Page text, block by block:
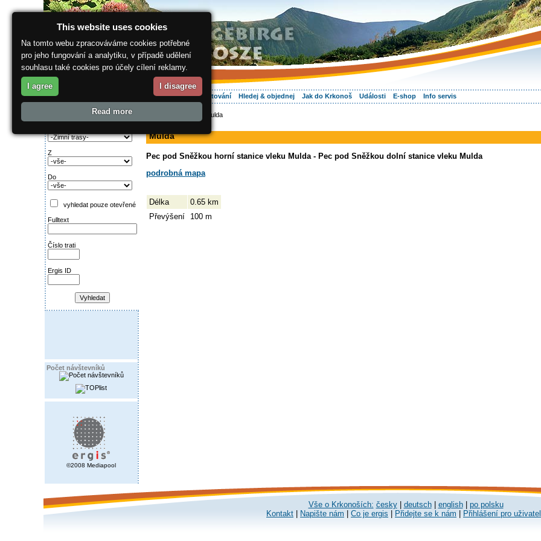
O regionu Vaše dovolená Ubytování Hledej & objednej Jak do Krkonoš Události E-shop Info servis
Najděte si:
Z
Do
vyhledat pouze otevřené
Fulltext
Číslo trati
Ergis ID
Počet návštevníků
©2008 Mediapool
> Mulda
Mulda
Pec pod Sněžkou horní stanice vleku Mulda - Pec pod Sněžkou dolní stanice vleku Mulda
podrobná mapa
Délka
0.65 km
Převýšení
100 m
Vše o Krkonoších: česky| deutsch| english| po polsku
Kontakt
Napište nám Co je ergis Přidejte se k nám Přihlášení pro
This website uses cookies
Na tomto webu zpracováváme cookies potřebné
pro jeho fungování a analytiku, v případě udělení
souhlasu také cookies pro účely cílení reklamy.
I agree I disagree
Read more